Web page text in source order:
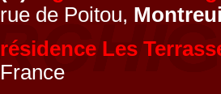
rue de Poitou,
résidence Les
France